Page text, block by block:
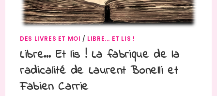
DES LIVRES ET MOI / LIBRE... ET LIS !
Libre… Et lis ! La fabrique de la
radicalité de Laurent Bonelli et
Fabien Carrie